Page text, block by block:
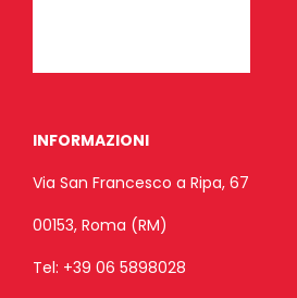
INFORMAZIONI
Via San Francesco a Ripa, 67
00153, Roma (RM)
Tel: +39 06 5898028